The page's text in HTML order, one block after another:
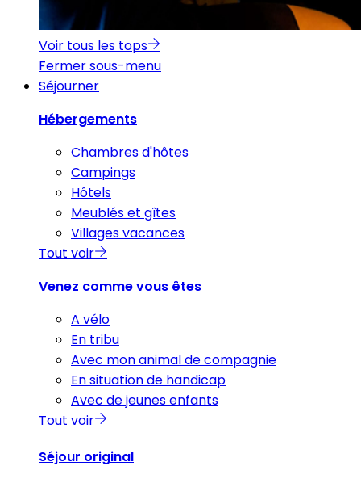
Voir tous les tops
Fermer sous-menu
Séjourner
Hébergements
Chambres d'hôtes
Campings
Hôtels
Meublés et gîtes
Villages vacances
Tout voir
Venez comme vous êtes
A vélo
En tribu
Avec mon animal de compagnie
En situation de handicap
Avec de jeunes enfants
Tout voir
Séjour original